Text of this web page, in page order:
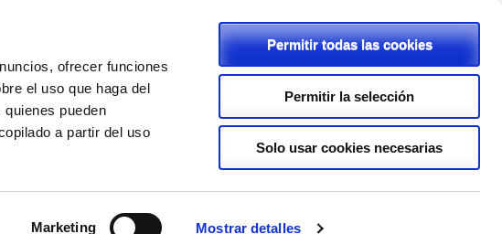
ofrecer funciones
el uso que haga del
pueden
a partir del uso
Marketing Mostrar detalles
Permitir todas las cookies
Permitir la selección
Solo usar cookies necesarias
962411239
ENLACES PROYECTOS LOPD